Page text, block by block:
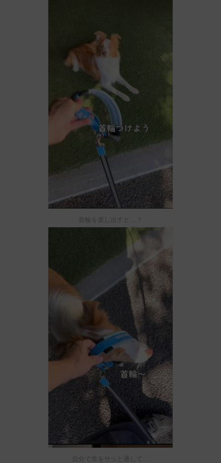
首輪を差し出すと…？
自分で首をサッと通して…